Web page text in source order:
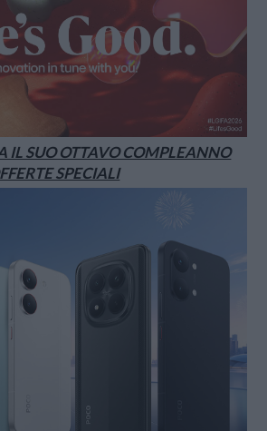
IL SUO OTTAVO COMPLEANNO
SPECIALI